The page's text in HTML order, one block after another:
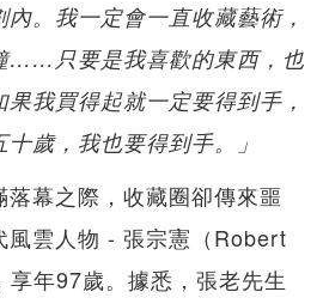
內。我一定會一直收藏藝術，
……只要是我喜歡的東西，也
我買得起就一定要得到手，
歲，我也要得到手。」
幕之際，收藏圈卻傳來噩
風雲人物 - 張宗憲（Robert
年97歲。據悉，張老先生